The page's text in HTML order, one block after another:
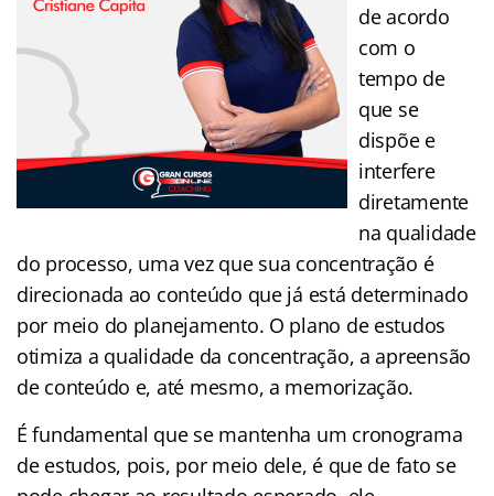
de acordo
com o
tempo de
que se
dispõe e
interfere
diretamente
na qualidade
do processo, uma vez que sua concentração é
direcionada ao conteúdo que já está determinado
por meio do planejamento. O plano de estudos
otimiza a qualidade da concentração, a apreensão
de conteúdo e, até mesmo, a memorização.
É fundamental que se mantenha um cronograma
de estudos, pois, por meio dele, é que de fato se